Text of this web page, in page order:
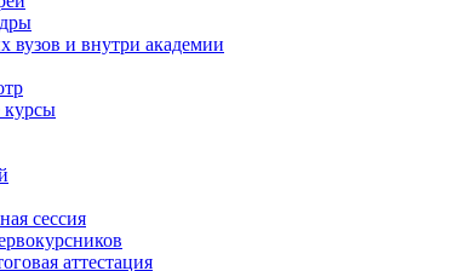
вузов и внутри академии
курсы
сессия
аттестация